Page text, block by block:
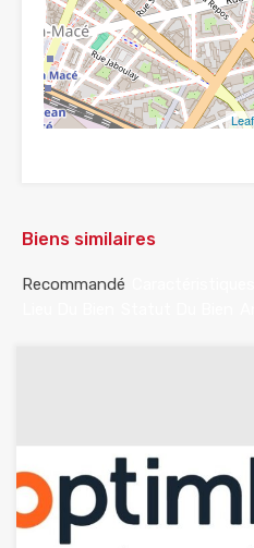
Biens similaires
Recommandé